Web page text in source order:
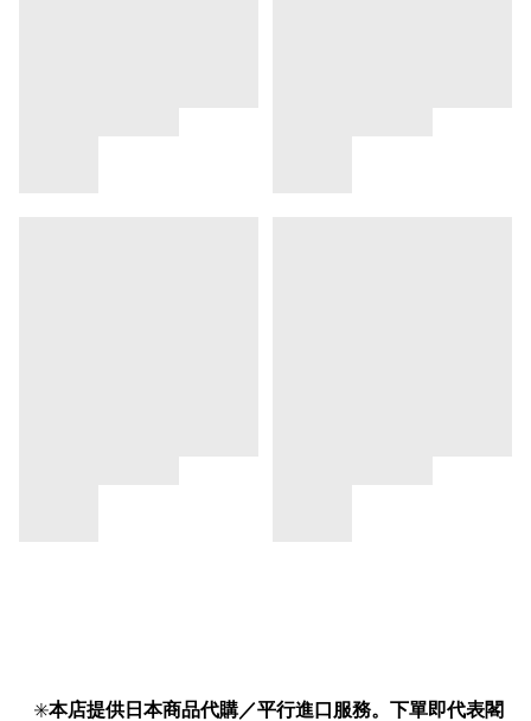
✳️本店提供日本商品代購／平行進口服務。下單即代表閣